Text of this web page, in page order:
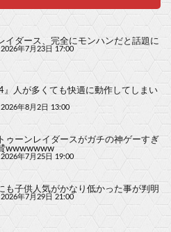
イダース、完全にモンハンだと話題に
2026年7月23日 17:00
』人が多くても快適に動作してしまい
2026年8月2日 13:00
ゥーンレイダースがガチの神ゲーすぎ
wwwwwww
2026年7月25日 19:00
も子供人気がかなり低かった事が判明
2026年7月29日 21:00